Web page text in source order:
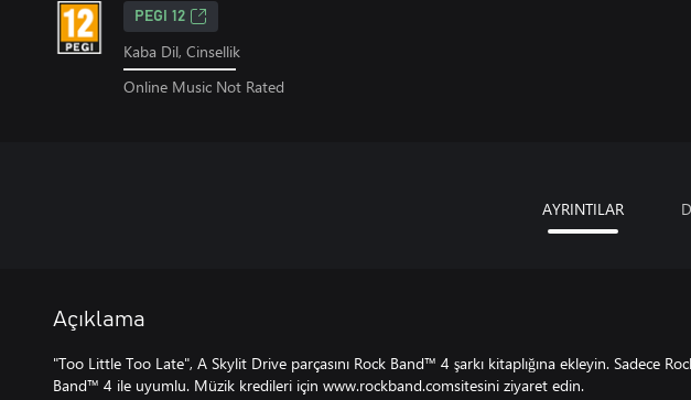
PEGI 12
Kaba Dil, Cinsellik
Online Music Not Rated
AYRINTILAR
Açıklama
"Too Little Too Late", A Skylit Drive parçasını Rock Band™ 4 şarkı kitaplığına ekleyin. Sadece
Band™ 4 ile uyumlu. Müzik kredileri için www.rockband.comsitesini ziyaret edin.